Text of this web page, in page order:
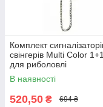
Комплект
свінгерів Multi Color
для риболовлі
В наявності
520,50 ₴ 694 ₴